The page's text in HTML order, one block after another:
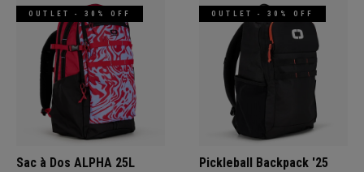
OUTLET - 30% OFF
Sac à Dos ALPHA 25L
OUTLET - 30% OFF
Pickleball Backpack '25